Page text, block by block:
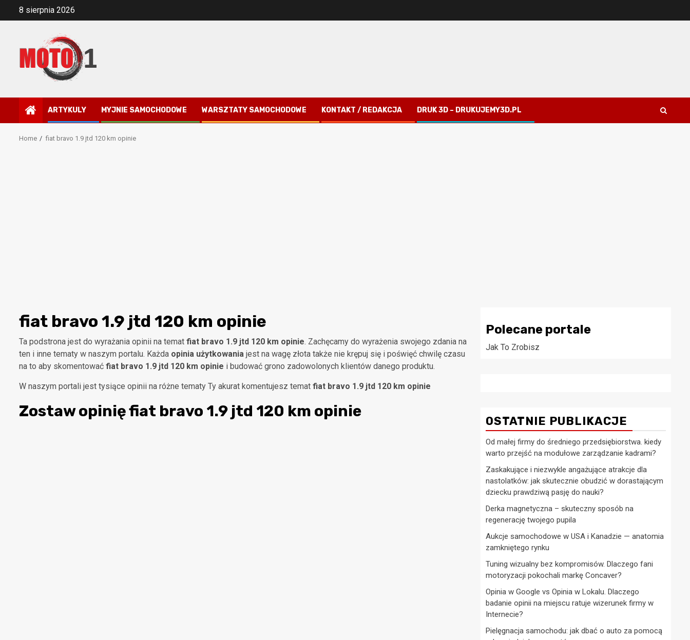
8 sierpnia 2026
ARTYKULY MYJNIE SAMOCHODOWE WARSZTATY SAMOCHODOWE KONTAKT / REDAKCJA DRUK 3D – DRUKUJEMY3D.PL
Home fiat bravo 1.9 jtd 120 km opinie
fiat bravo 1.9 jtd 120 km opinie
Ta podstrona jest do wyrażania opinii na temat fiat bravo 1.9 jtd 120 km opinie. Zachęcamy do wyrażenia swojego zdania na
ten i inne tematy w naszym portalu. Każda opinia użytkowania jest na wagę złota także nie krępuj się i poświęć chwilę czasu
na to aby skomentować fiat bravo 1.9 jtd 120 km opinie i budować grono zadowolonych klientów danego produktu.
W naszym portali jest tysiące opinii na różne tematy Ty akurat komentujesz temat fiat bravo 1.9 jtd 120 km opinie
Zostaw opinięfiat bravo 1.9 jtd 120 km opinie
Polecane portale
Jak To Zrobisz
OSTATNIE PUBLIKACJE
Od małej firmy do średniego przedsiębiorstwa. kiedy
warto przejść na modułowe zarządzanie kadrami?
Zaskakujące i niezwykle angażujące atrakcje dla
nastolatków: jak skutecznie obudzić w dorastającym
dziecku prawdziwą pasję do nauki?
Derka magnetyczna – skuteczny sposób na
regenerację twojego pupila
Aukcje samochodowe w USA i Kanadzie — anatomia
zamkniętego rynku
Tuning wizualny bez kompromisów. Dlaczego fani
motoryzacji pokochali markę Concaver?
Opinia w Google vs Opinia w Lokalu. Dlaczego
badanie opinii na miejscu ratuje wizerunek firmy w
Internecie?
Pielęgnacja samochodu: jak dbać o auto za pomocą